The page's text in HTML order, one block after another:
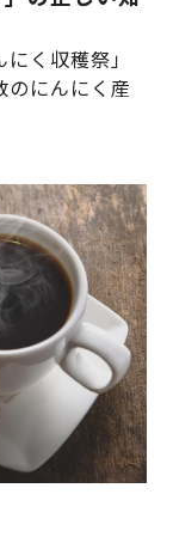
く収穫祭」
のにんにく産